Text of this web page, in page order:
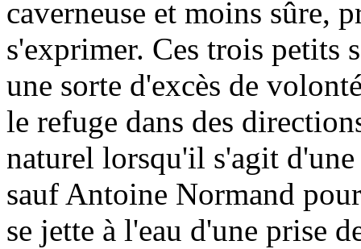
caverneuse et moins sûre,
s'exprimer. Ces trois petits
une sorte d'excès de
le refuge dans des
naturel lorsqu'il s'agit
sauf Antoine Normand
se jette à l'eau d'une prise